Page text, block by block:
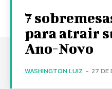
7
para atrair
Ano-Novo
WASHINGTON LUIZ - 27 DE